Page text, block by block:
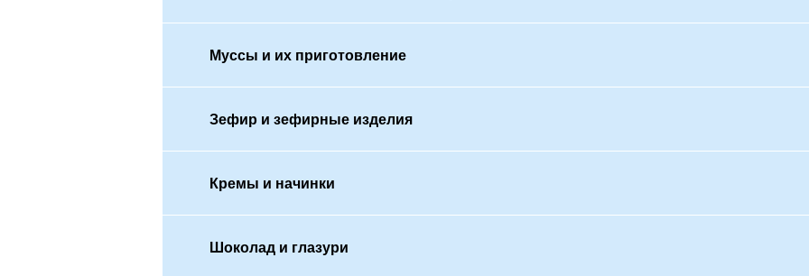
Муссы и их приготовление
Зефир и зефирные изделия
Кремы и начинки
Шоколад и глазури